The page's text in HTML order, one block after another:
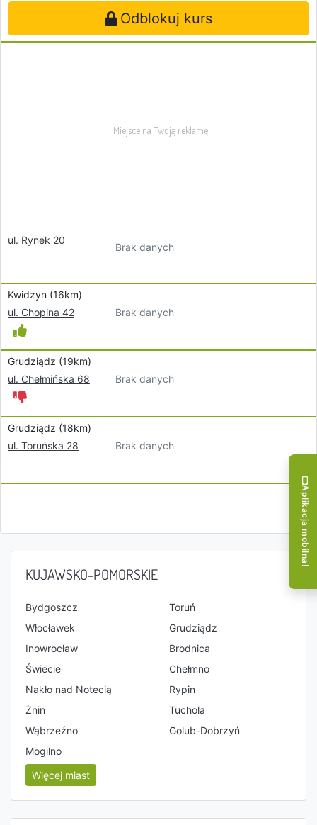
Odblokuj kurs
ul. Rynek 20
Brak danych
Kwidzyn (16km)
ul. Chopina 42
Brak danych
Grudziądz (19km)
ul. Chełmińska 68
Brak danych
Grudziądz (18km)
ul. Toruńska 28
Brak danych
KUJAWSKO-POMORSKIE
Bydgoszcz
Toruń
Włocławek
Grudziądz
Inowrocław
Brodnica
Świecie
Chełmno
Nakło nad Notecią
Rypin
Żnin
Tuchola
Wąbrzeźno
Golub-Dobrzyń
Mogilno
Więcej miast
Aplikacja mobilna!